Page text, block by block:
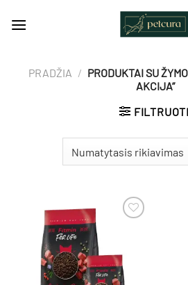
PRADŽIA / PRODUKTAI SU
AKCIJA”
FILTRUOTI
Pamėgti
produktą